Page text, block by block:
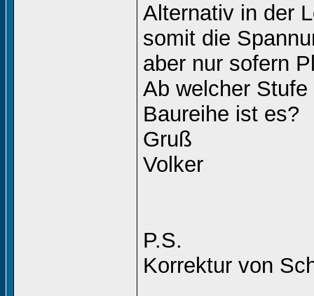
Alternativ in der
somit die
aber nur sofern
Ab welcher
Baureihe ist es?
Gruß
Volker
P.S.
Korrektur von